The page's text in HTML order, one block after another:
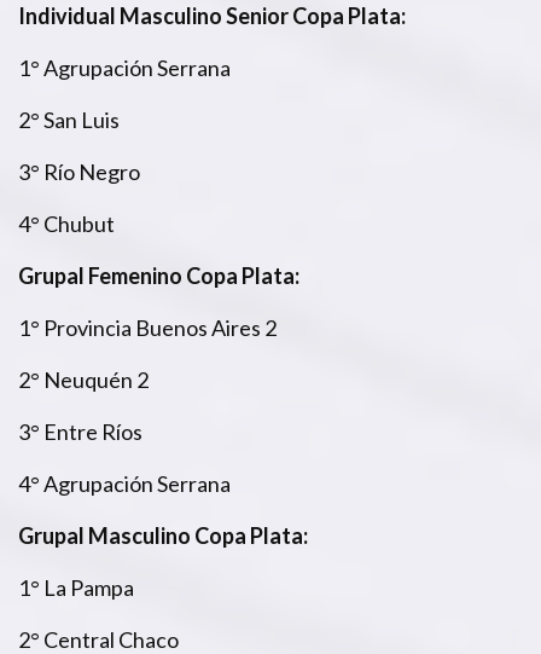
Individual Masculino Senior Copa Plata:
1° Agrupación Serrana
2° San Luis
3° Río Negro
4° Chubut
Grupal Femenino Copa Plata:
1° Provincia Buenos Aires 2
2° Neuquén 2
3° Entre Ríos
4° Agrupación Serrana
Grupal Masculino Copa Plata:
1° La Pampa
2° Central Chaco